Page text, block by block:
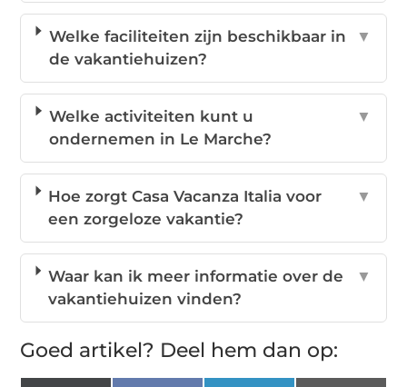
Welke faciliteiten zijn beschikbaar in
de vakantiehuizen?
▼
Welke activiteiten kunt u
ondernemen in Le Marche?
▼
Hoe zorgt Casa Vacanza Italia voor
een zorgeloze vakantie?
▼
Waar kan ik meer informatie over de
vakantiehuizen vinden?
▼
Goed artikel? Deel hem dan op: